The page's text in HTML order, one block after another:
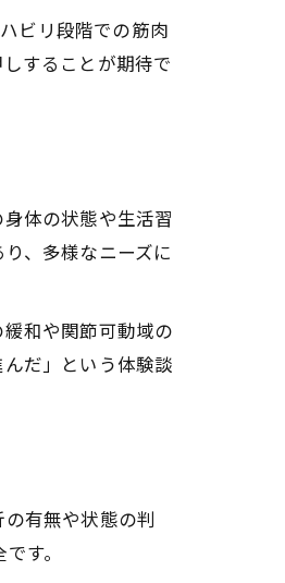
ビリ段階での筋肉
することが期待で
体の状態や生活習
、多様なニーズに
和や関節可動域の
だ」という体験談
有無や状態の判
す。